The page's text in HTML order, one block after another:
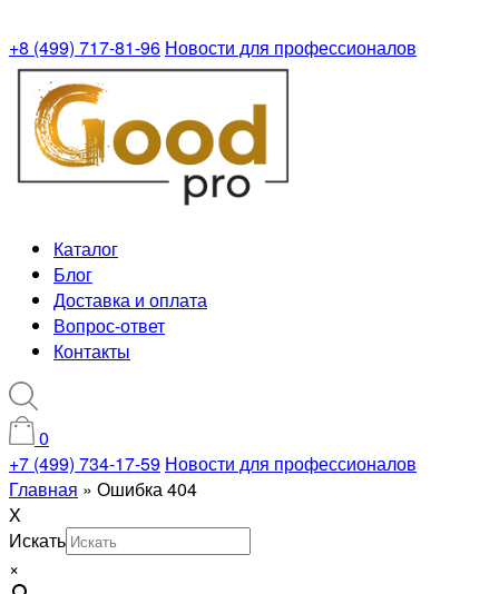
+8 (499) 717-81-96 Новости для профессионалов
Каталог
Блог
Доставка и оплата
Вопрос-ответ
Контакты
0
+7 (499) 734-17-59 Новости для профессионалов
Главная » Ошибка 404
X
Искать
×